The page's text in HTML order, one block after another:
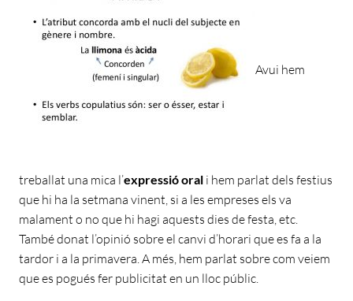
Avui hem
treballat una mica l’expressió oral i hem parlat dels festius
que hi ha la setmana vinent, si a les empreses els va
malament o no que hi hagi aquests dies de festa, etc.
També donat l’opinió sobre el canvi d’horari que es fa a la
tardor i a la primavera. A més, hem parlat sobre com veiem
que es pogués fer publicitat en un lloc públic.